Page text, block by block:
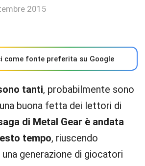
2015
come fonte preferita su Google
tanti, probabilmente sono
buona fetta dei lettori di
di Metal Gear è andata
tempo, riuscendo
generazione di giocatori